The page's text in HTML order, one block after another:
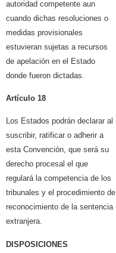
autoridad competente aun
cuando dichas resoluciones o
medidas provisionales
estuvieran sujetas a recursos
de apelación en el Estado
donde fueron dictadas.
Artículo 18
Los Estados podrán declarar al
suscribir, ratificar o adherir a
esta Convención, que será su
derecho procesal el que
regulará la competencia de los
tribunales y el procedimiento de
reconocimiento de la sentencia
extranjera.
DISPOSICIONES